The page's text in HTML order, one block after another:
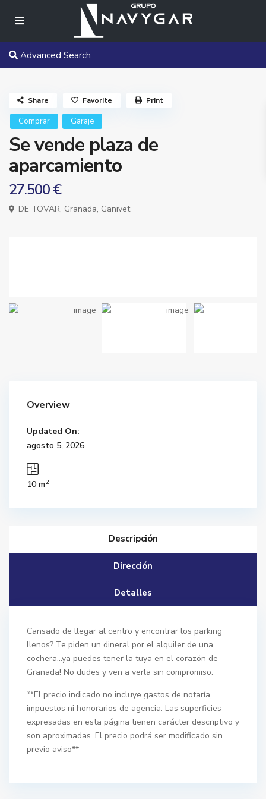
Advanced Search
Comprar Garaje
Se vende plaza de
aparcamiento
27.500 €
DE TOVAR, Granada, Ganivet
Share Favorite Print
Overview
Updated On:
agosto 5, 2026
10 m2
Descripción
Dirección
Detalles
Cansado de llegar al centro y encontrar los parking
llenos? Te piden un dineral por el alquiler de una
cochera…ya puedes tener la tuya en el corazón de
Granada! No dudes y ven a verla sin compromiso.
**El precio indicado no incluye gastos de notaría,
impuestos ni honorarios de agencia. Las superficies
expresadas en esta página tienen carácter descriptivo y
son aproximadas. El precio podrá ser modificado sin
previo aviso**